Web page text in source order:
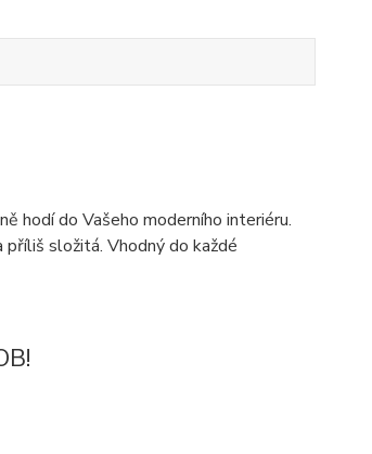
hodí do Vašeho moderního interiéru.
složitá. Vhodný do každé